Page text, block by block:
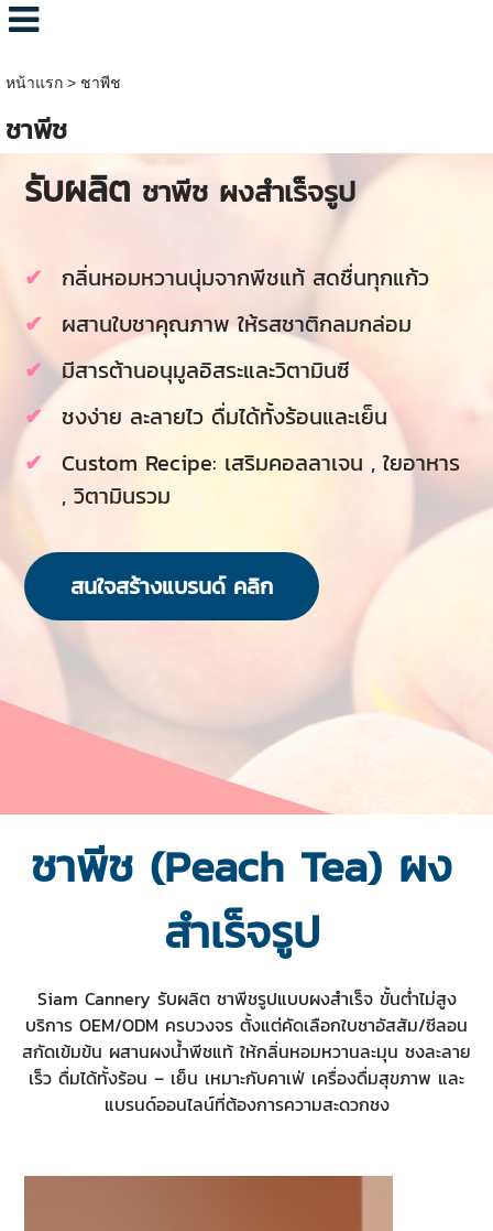
หน้าแรก> ชาพีช
ชาพีช
รับผลิต ชาพีช ผงสำเร็จรูป
กลิ่นหอมหวานนุ่มจากพีชแท้ สดชื่นทุกแก้ว
ผสานใบชาคุณภาพ ให้รสชาติกลมกล่อม
มีสารต้านอนุมูลอิสระและวิตามินซี
ชงง่าย ละลายไว ดื่มได้ทั้งร้อนและเย็น
Custom Recipe: เสริมคอลลาเจน , ใยอาหาร
, วิตามินรวม
สนใจสร้างแบรนด์ คลิก
ชาพีช (Peach Tea) ผง
สำเร็จรูป
Siam Cannery รับผลิต ชาพีชรูปแบบผงสำเร็จ ขั้นต่ำไม่สูง
บริการ OEM/ODM ครบวงจร ตั้งแต่คัดเลือกใบชาอัสสัม/ซีลอน
สกัดเข้มข้น ผสานผงน้ำพีชแท้ ให้กลิ่นหอมหวานละมุน ชงละลาย
เร็ว ดื่มได้ทั้งร้อน – เย็น เหมาะกับคาเฟ่ เครื่องดื่มสุขภาพ และ
แบรนด์ออนไลน์ที่ต้องการความสะดวกชง